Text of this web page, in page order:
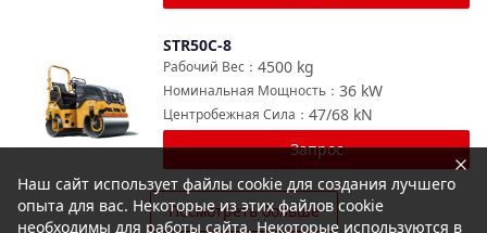
STR50C-8
4500 kg
Рабочий Вес ：
36 kW
Номинальная Мощность ：
47/68 kN
Центробежная Сила ：
Запрос
Посмотреть больше
Наш сайт использует файлы cookie для создания лучшего
опыта для вас. Некоторые из этих файлов cookie
необходимы для работы сайта. Некоторые используются в